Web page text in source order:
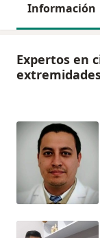
Información
Expertos en